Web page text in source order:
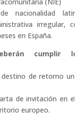
nacionalidad
irregular,
en España.
cumplir
de retorno
de invitación en
europeo.